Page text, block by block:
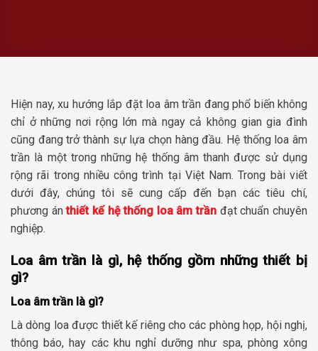
Hiện nay, xu hướng lắp đặt loa âm trần đang phổ biến không
chỉ ở những nơi rộng lớn mà ngay cả không gian gia đình
cũng đang trở thành sự lựa chọn hàng đầu. Hệ thống loa âm
trần là một trong những hệ thống âm thanh được sử dụng
rộng rãi trong nhiều công trình tại Việt Nam. Trong bài viết
dưới đây, chúng tôi sẽ cung cấp đến bạn các tiêu chí,
phương ánthiết kế hệ thống loa âm trần đạt chuẩn chuyên
nghiệp.
Loa âm trần là gì, hệ thống gồm những thiết bị
gì?
Loa âm trần là gì?
Là dòng loa được thiết kế riêng cho các phòng họp, hội nghị,
thông báo, hay các khu nghỉ dưỡng như spa, phòng xông